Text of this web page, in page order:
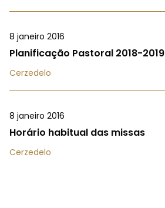
8 janeiro 2016
Planificação Pastoral 2018-2019
Cerzedelo
8 janeiro 2016
Horário habitual das missas
Cerzedelo